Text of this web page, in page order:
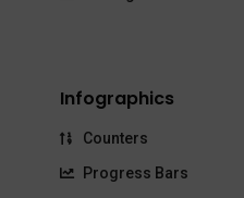
Infographics
Counters
Progress Bars